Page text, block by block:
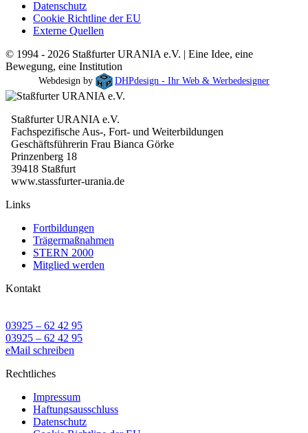
Datenschutz
Cookie Richtline der EU
Externe Quellen
© 1994 - 2026 Staßfurter URANIA e.V. | Eine Idee, eine
Bewegung, eine Institution
Webdesign by DHPdesign - Ihr Web & Werbedesigner
Staßfurter URANIA e.V.
Fachspezifische Aus-, Fort- und Weiterbildungen
Geschäftsführerin Frau Bianca Görke
Prinzenberg 18
39418 Staßfurt
www.stassfurter-urania.de
Links
Fortbildungen
Trägermaßnahmen
STERN 2000
Mitglied werden
Kontakt
03925 – 62 42 95
03925 – 62 42 95
eMail schreiben
Rechtliches
Impressum
Haftungsausschluss
Datenschutz